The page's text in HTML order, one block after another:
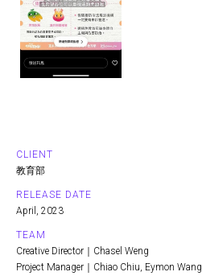
CLIENT
教育部
RELEASE DATE
April, 2023
TEAM
Creative Director｜Chasel Weng
Project Manager｜Chiao Chiu, Eymon Wang